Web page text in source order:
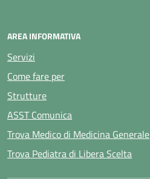
AREA INFORMATIVA
Servizi
Come fare per
Strutture
ASST Comunica
Trova Medico di Medicina Generale
Trova Pediatra di Libera Scelta